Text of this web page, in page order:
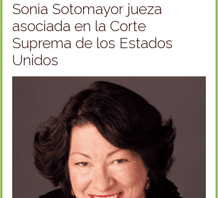
Sonia Sotomayor jueza
asociada en la Corte
Suprema de los Estados
Unidos